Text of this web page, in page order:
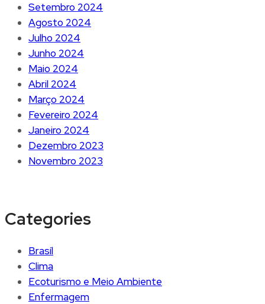
Setembro 2024
Agosto 2024
Julho 2024
Junho 2024
Maio 2024
Abril 2024
Março 2024
Fevereiro 2024
Janeiro 2024
Dezembro 2023
Novembro 2023
Categories
Brasíl
Clima
Ecoturismo e Meio Ambiente
Enfermagem